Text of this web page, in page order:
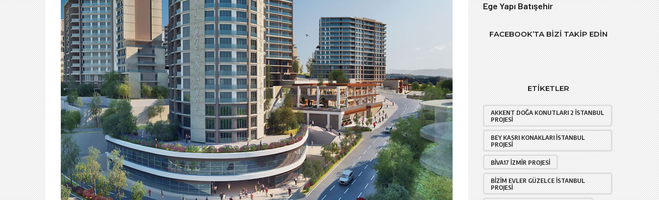
Ege Yapı Batışehir
FACEBOOK’TA BIZI TAKIP EDIN
ETIKETLER
AKKENT DOĞA KONUTLARI 2 İSTANBUL
PROJESI
BEY KASRI KONAKLARI İSTANBUL
PROJESI
BIVA17 İZMIR PROJESI
BIZIM EVLER GÜZELCE İSTANBUL
PROJESI